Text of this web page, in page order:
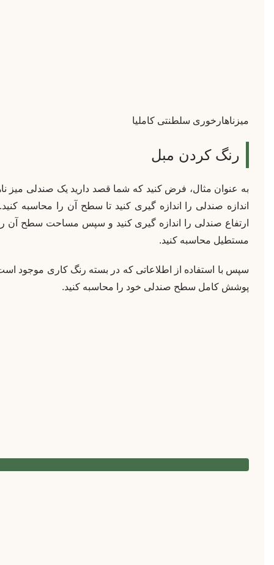
میزناهارخوری سلطنتی کاملیا
رنگ کردن مبل
به عنوان مثال، فرض کنید که شما قصد دارید یک صندلی میز
اندازه صندلی را اندازه گیری کنید تا سطح آن را محاسبه
ارتفاع صندلی را اندازه گیری کنید و سپس مساحت سطح آن
مستطیل محاسبه کنید.
سپس با استفاده از اطلاعاتی که در بسته رنگ کاری موجود
پوشش کامل سطح صندلی خود را محاسبه کنید.